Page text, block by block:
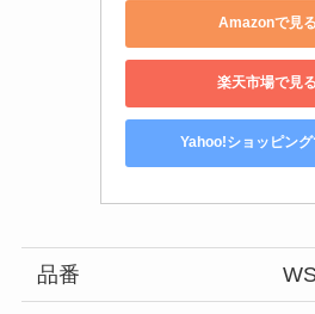
Amazonで見る
楽天市場で見る
Yahoo!ショッピング
品番